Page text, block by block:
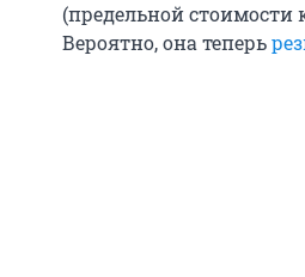
(предельной стоимости
Вероятно, она теперь